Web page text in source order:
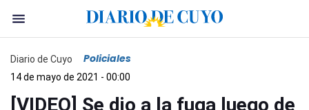
Diario de Cuyo Policiales
14 de mayo de 2021 - 00:00
[VIDEO] Se dio a la fuga luego de